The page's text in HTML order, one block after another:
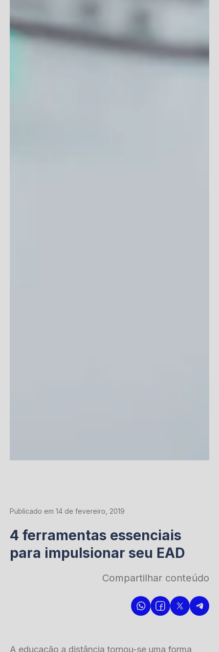
Publicado em 14 de fevereiro, 2019
4 ferramentas essenciais
para impulsionar seu EAD
Compartilhar conteúdo
A educação a distância tornou-se uma forma